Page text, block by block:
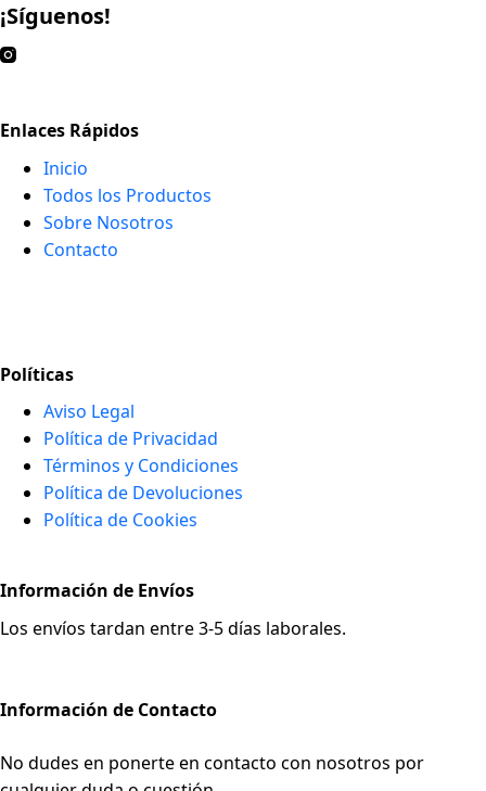
¡Síguenos!
Enlaces Rápidos
Inicio
Todos los Productos
Sobre Nosotros
Contacto
Políticas
Aviso Legal
Política de Privacidad
Términos y Condiciones
Política de Devoluciones
Política de Cookies
Información de Envíos
Los envíos tardan entre 3-5 días laborales.
Información de Contacto
No dudes en ponerte en contacto con nosotros por